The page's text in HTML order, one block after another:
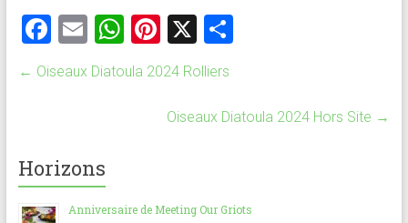
F
ce
ok
E
m
ai
W
h
at
p
Pi
nt
er
es
X P
g
← Oiseaux Diatoula 2024 Rolliers
Oiseaux Diatoula 2024 Hors Site →
Horizons
Anniversaire de Meeting Our Griots